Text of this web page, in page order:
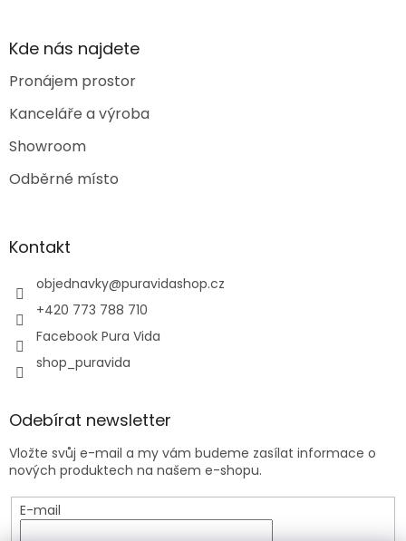
Kde nás najdete
Pronájem prostor
Kanceláře a výroba
Showroom
Odběrné místo
Kontakt
objednavky@puravidashop.cz
+420 773 788 710
Facebook Pura Vida
shop_puravida
Odebírat newsletter
Vložte svůj e-mail a my vám budeme zasílat informace o
nových produktech na našem e-shopu.
E-mail